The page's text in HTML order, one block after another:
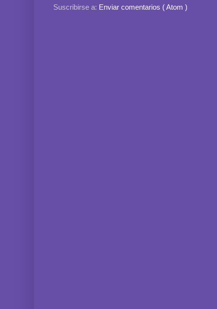
Suscribirse a: Enviar comentarios ( Atom )